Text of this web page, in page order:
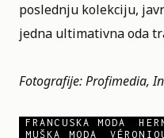
poslednju kolekciju,
jedna ultimativna oda
Fotografije: Profimedia,
FRANCUSKA MODA
MUŠKA MODA